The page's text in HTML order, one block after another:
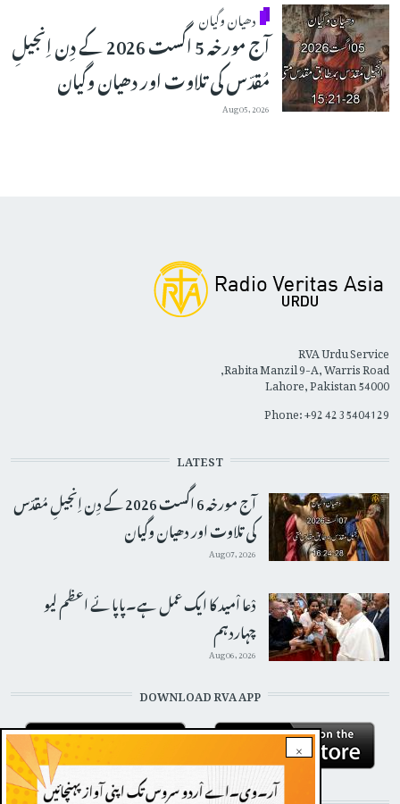
دھیان وگیان
آج مورخہ 5 اگست 2026 کے دِن اِنجیلِ
مُقدّس کی تلاوت اور دھیان وگیان
Aug 05, 2026
×
RVA Urdu Service
Rabita Manzil 9-A, Warris Road,
Lahore, Pakistan 54000
Phone: +92 42 35404129
LATEST
آج مورخہ 6 اگست 2026 کے دِن اِنجیلِ مُقدّس
کی تلاوت اور دھیان وگیان
Aug 07, 2026
دْعا اْمید کا ایک عمل ہے۔پاپائے اعظم لیو
چہاردہم
Aug 06, 2026
DOWNLOAD RVA APP